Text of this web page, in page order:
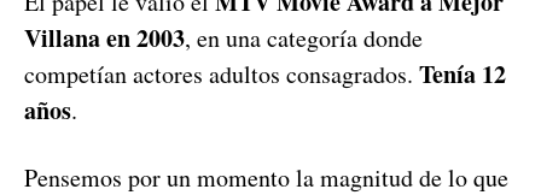
Villana en 2003, en una categoría donde
competían actores adultos consagrados. Tenía 12
años.
Pensemos por un momento la magnitud de lo que